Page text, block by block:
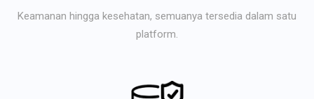
Keamanan hingga kesehatan, semuanya tersedia dalam satu
platform.